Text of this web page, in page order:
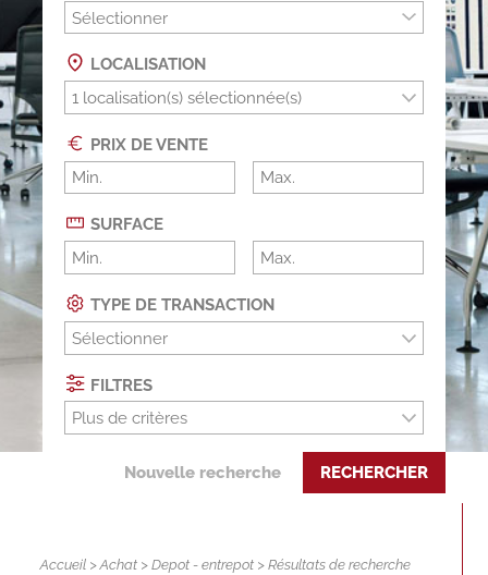
Sélectionner
LOCALISATION
PRIX DE VENTE
SURFACE
TYPE DE TRANSACTION
Sélectionner
FILTRES
Plus de critères
Nouvelle recherche RECHERCHER
Accueil >Achat >Depot - entrepot > Résultats de recherche